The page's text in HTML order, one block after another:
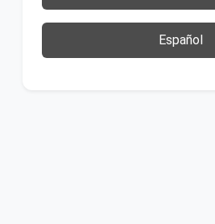
Español